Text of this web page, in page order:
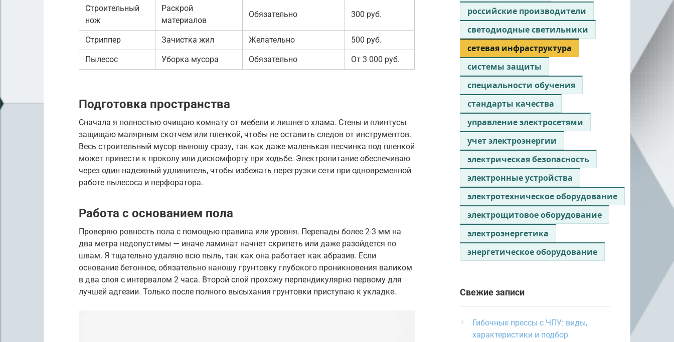
Строительный
нож
Раскрой
материалов
Обязательно 300 руб.
Стриппер Зачистка жил Желательно 500 руб.
Пылесос Уборка мусора Обязательно От 3 000 руб.
Подготовка пространства
Сначала я полностью очищаю комнату от мебели и лишнего хлама. Стены и плинтусы
защищаю малярным скотчем или пленкой, чтобы не оставить следов от инструментов.
Весь строительный мусор выношу сразу, так как даже маленькая песчинка под пленкой
может привести к проколу или дискомфорту при ходьбе. Электропитание обеспечиваю
через один надежный удлинитель, чтобы избежать перегрузки сети при одновременной
работе пылесоса и перфоратора.
Работа с основанием пола
Проверяю ровность пола с помощью правила или уровня. Перепады более 2-3 мм на
два метра недопустимы — иначе ламинат начнет скрипеть или даже разойдется по
швам. Я тщательно удаляю всю пыль, так как она работает как абразив. Если
основание бетонное, обязательно наношу грунтовку глубокого проникновения валиком
в два слоя с интервалом 2 часа. Второй слой прохожу перпендикулярно первому для
лучшей адгезии. Только после полного высыхания грунтовки приступаю к укладке.
российские производители
светодиодные светильники
сетевая инфраструктура
системы защиты
специальности обучения
стандарты качества
управление электросетями
учет электроэнергии
электрическая безопасность
электронные устройства
электротехническое оборудование
электрощитовое оборудование
электроэнергетика
энергетическое оборудование
Свежие записи
Гибочные прессы с ЧПУ: виды,
характеристики и подбор